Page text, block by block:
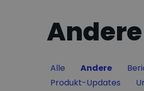
Andere
Filter by
Alle Filter by
Andere
Filter by
Produkt-Updates